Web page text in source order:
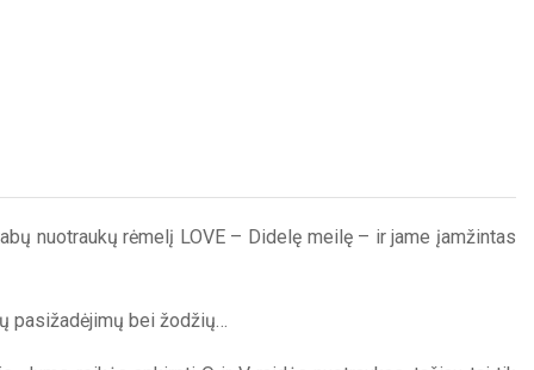
nuotraukų rėmelį LOVE – Didelę meilę – ir jame įamžintas
pasižadėjimų bei žodžių…